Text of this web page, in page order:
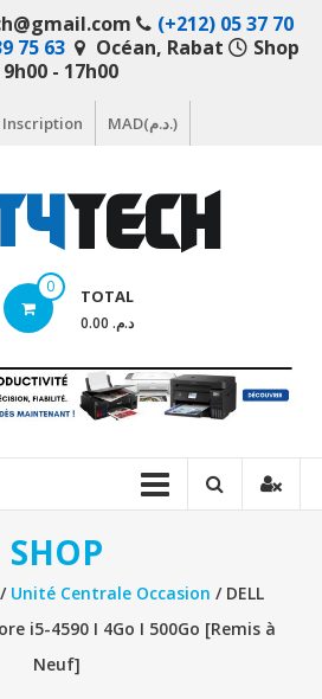
(+212) 05 37 70
75 63 Océan, Rabat
Shop
9h00 - 17h00
Inscription MAD(د.م.)
0 TOTAL
د.م. 0.00
SHOP
/ Unité Centrale Occasion / DELL
i5-4590 I 4Go I 500Go [Remis à
Neuf]